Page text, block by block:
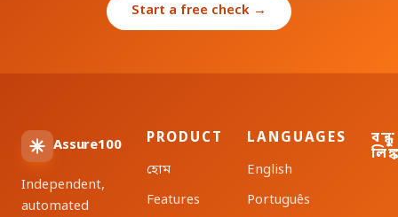
Start a free check →
Assure100
Independent,
automated
PRODUCT
হোম
Features
LANGUAGES
English
Português
বন্ধু